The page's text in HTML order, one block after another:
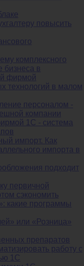
повысить
комплексного
бизнеса в
фирмой
технологий в малом
персоналом -
компании
1C - система
импорт. Как
импорта в
подходит
первичной
сэкономить
какие программы
или «Розница»
препаратов
работу с
1С